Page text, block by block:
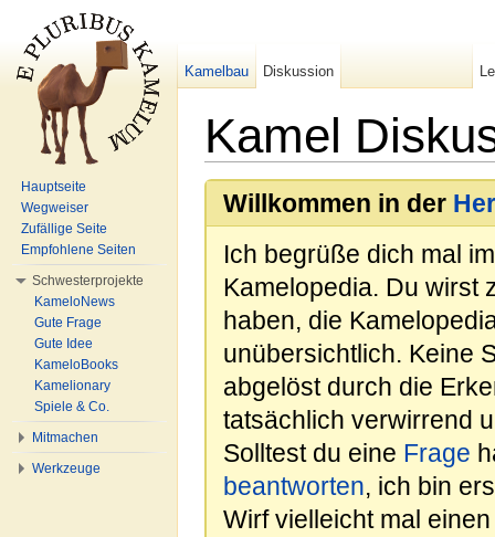
Kamel
Willkommen in der
Ich begrüße dich mal
Kamelopedia. Du wirst
haben, die
unübersichtlich. Keine
abgelöst durch die
tatsächlich verwirrend
Solltest du eine Frage
beantworten, ich bin
Wirf vielleicht mal
Kamelbau Diskussion
Hauptseite
Wegweiser
Zufällige Seite
Empfohlene Seiten
Schwesterprojekte
KameloNews
Gute Frage
Gute Idee
KameloBooks
Kamelionary
Spiele & Co.
Mitmachen
Werkzeuge